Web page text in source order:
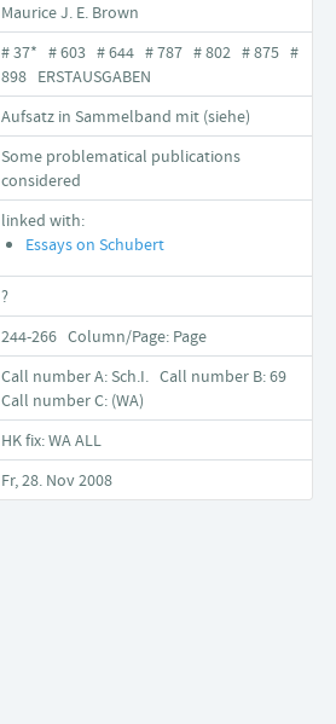
Maurice J. E. Brown
# 37* # 603 # 644 # 787 # 802 # 875 #
898 ERSTAUSGABEN
Aufsatz in Sammelband mit (siehe)
Some problematical publications
considered
linked with:
Essays on Schubert
?
244-266 Column/Page: Page
Call number A: Sch.I. Call number B: 69
Call number C: (WA)
HK fix: WA ALL
Fr, 28. Nov 2008